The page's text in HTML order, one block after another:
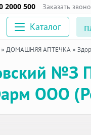
2000 500 Заказать
Каталог
» ДОМАШНЯЯ АПТЕЧКА»
№3
ООО